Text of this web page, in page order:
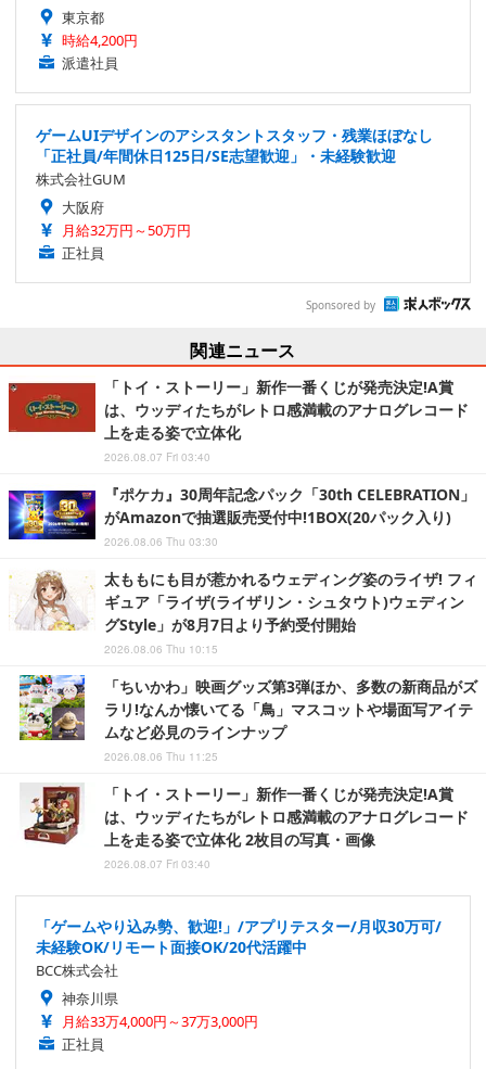
東京都
時給4,200円
派遣社員
ゲームUIデザインのアシスタントスタッフ・残業ほぼなし
「正社員/年間休日125日/SE志望歓迎」・未経験歓迎
株式会社GUM
大阪府
月給32万円～50万円
正社員
Sponsored by
関連ニュース
「トイ・ストーリー」新作一番くじが発売決定!A賞
は、ウッディたちがレトロ感満載のアナログレコード
上を走る姿で立体化
2026.08.07 Fri 03:40
『ポケカ』30周年記念パック「30th CELEBRATION」
がAmazonで抽選販売受付中!1BOX(20パック入り)
2026.08.06 Thu 03:30
太ももにも目が惹かれるウェディング姿のライザ! フィ
ギュア「ライザ(ライザリン・シュタウト)ウェディン
グStyle」が8月7日より予約受付開始
2026.08.06 Thu 10:15
「ちいかわ」映画グッズ第3弾ほか、多数の新商品がズ
ラリ!なんか懐いてる「鳥」マスコットや場面写アイテ
ムなど必見のラインナップ
2026.08.06 Thu 11:25
「トイ・ストーリー」新作一番くじが発売決定!A賞
は、ウッディたちがレトロ感満載のアナログレコード
上を走る姿で立体化 2枚目の写真・画像
2026.08.07 Fri 03:40
「ゲームやり込み勢、歓迎!」/アプリテスター/月収30万可/
未経験OK/リモート面接OK/20代活躍中
BCC株式会社
神奈川県
月給33万4,000円～37万3,000円
正社員